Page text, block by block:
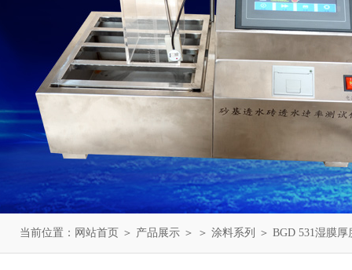
当前位置： 网站首页 ＞ 产品展示 ＞ ＞ 涂料系列 ＞ BGD 531湿膜